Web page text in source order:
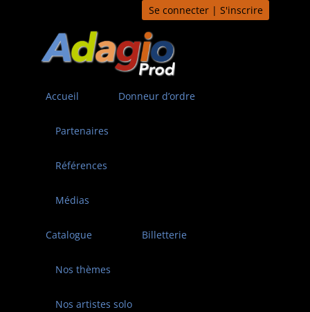
Se connecter | S'inscrire
Accueil
Partenaires
Références
Médias
Donneur d’ordre
Catalogue
Nos thèmes
Nos artistes solo
Billetterie